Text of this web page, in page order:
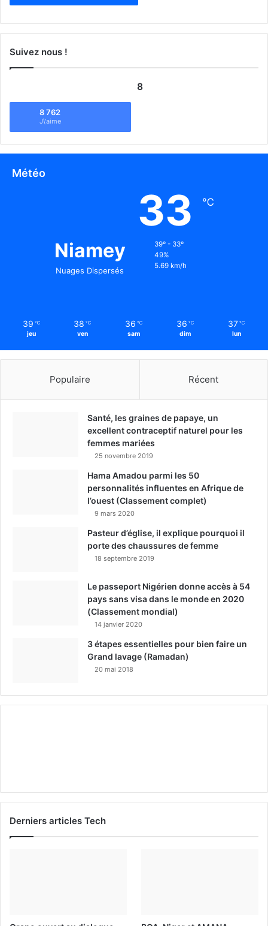
Suivez nous !
8
8 762
J\'aime
Météo
Niamey
Nuages Dispersés
33 ℃
39º - 33º
49%
5.69 km/h
39 ℃
jeu
38 ℃
ven
36 ℃
sam
36 ℃
dim
37 ℃
lun
Populaire Récent
Santé, les graines de papaye, un
excellent contraceptif naturel pour les
femmes mariées
25 novembre 2019
Hama Amadou parmi les 50
personnalités influentes en Afrique de
l’ouest (Classement complet)
9 mars 2020
Pasteur d’église, il explique pourquoi il
porte des chaussures de femme
18 septembre 2019
Le passeport Nigérien donne accès à 54
pays sans visa dans le monde en 2020
(Classement mondial)
14 janvier 2020
3 étapes essentielles pour bien faire un
Grand lavage (Ramadan)
20 mai 2018
Derniers articles Tech